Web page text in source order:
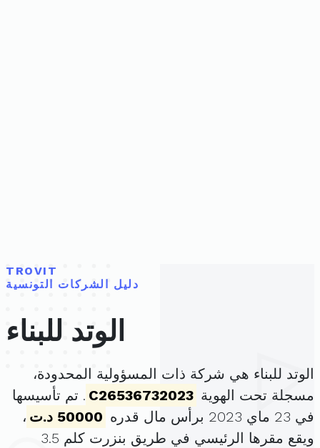
TROVIT
دليل الشركات التونسية
الوتد للبناء
الوتد للبناء هي شركة ذات المسؤولية المحدودة،
مسجلة تحت الهوية C26536732023 . تم تأسيسها
في 23 ماي 2023 برأس مال قدره
50000 د.ت
،
ويقع مقرها الرئيسي في طريق بنزرت كلم 3.5